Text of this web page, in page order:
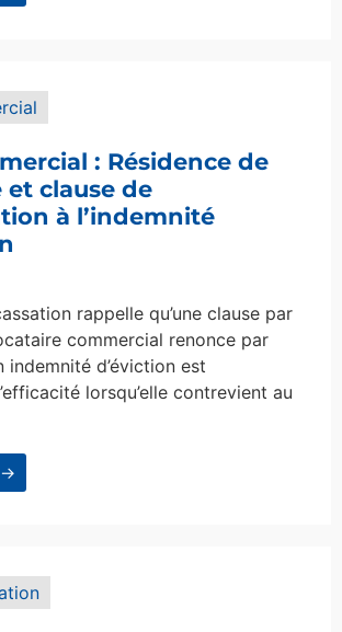
: Résidence de
clause de
à l’indemnité
rappelle qu’une clause par
commercial renonce par
indemnité d’éviction est
lorsqu’elle contrevient au
→